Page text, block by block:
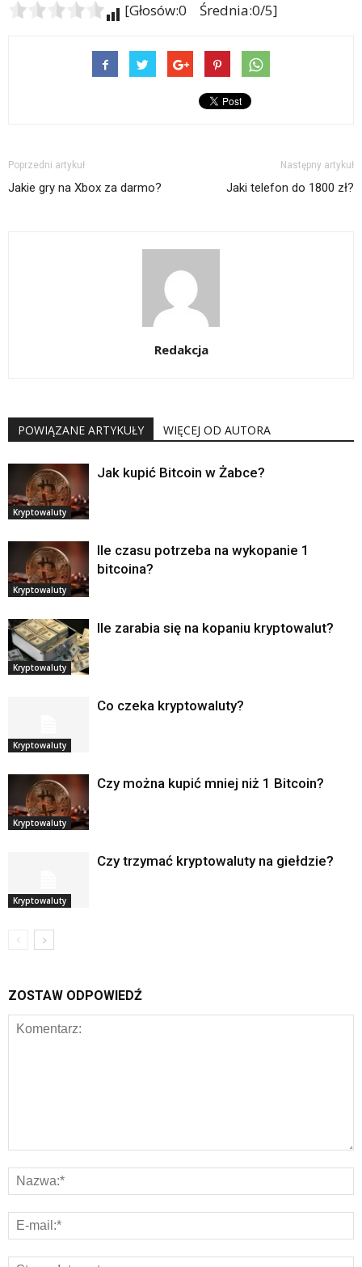
[Głosów:0 Średnia:0/5]
Poprzedni artykuł
Jakie gry na Xbox za darmo?
Następny artykuł
Jaki telefon do 1800 zł?
Redakcja
POWIĄZANE ARTYKUŁY WIĘCEJ OD AUTORA
Kryptowaluty
Jak kupić Bitcoin w Żabce?
Kryptowaluty
Ile czasu potrzeba na wykopanie 1
bitcoina?
Kryptowaluty
Ile zarabia się na kopaniu kryptowalut?
Kryptowaluty
Co czeka kryptowaluty?
Kryptowaluty
Czy można kupić mniej niż 1 Bitcoin?
Kryptowaluty
Czy trzymać kryptowaluty na giełdzie?
ZOSTAW ODPOWIEDŹ